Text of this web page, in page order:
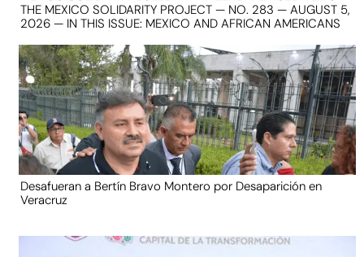
THE MEXICO SOLIDARITY PROJECT — NO. 283 — AUGUST 5,
2026 — IN THIS ISSUE: MEXICO AND AFRICAN AMERICANS
Desafueran a Bertín Bravo Montero por Desaparición en
Veracruz